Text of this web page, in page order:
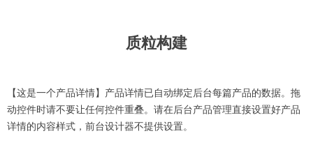
质粒构建
【这是一个产品详情】产品详情已自动绑定后台每篇产品的数据。拖
动控件时请不要让任何控件重叠。请在后台产品管理直接设置好产品
详情的内容样式，前台设计器不提供设置。